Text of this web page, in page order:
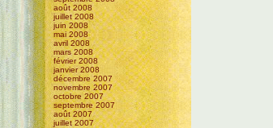
août 2008
juillet 2008
juin 2008
mai 2008
avril 2008
mars 2008
février 2008
janvier 2008
décembre 2007
novembre 2007
octobre 2007
septembre 2007
août 2007
juillet 2007